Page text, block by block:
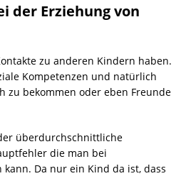
der Erziehung von
zu anderen Kindern haben.
Kompetenzen und natürlich
zu bekommen oder eben Freunde
überdurchschnittliche
die man bei
Da nur ein Kind da ist, dass